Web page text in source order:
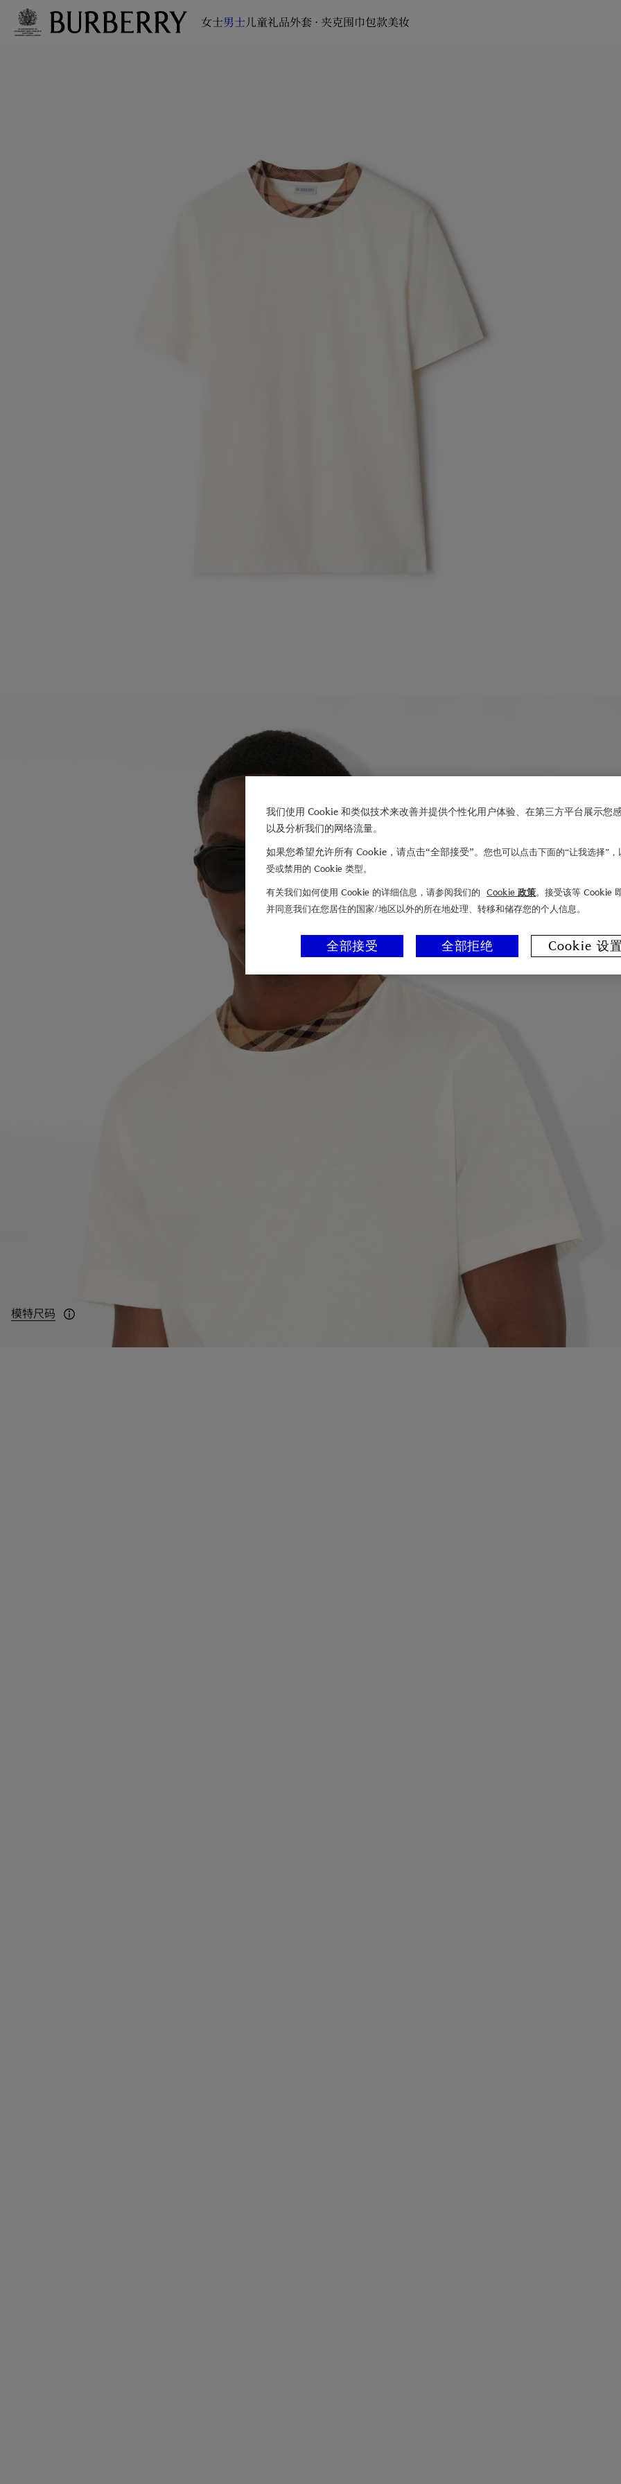
女士男士儿童礼品外套 · 夹克围巾包款美妆
模特尺码
模特身高：188cm，身穿 UK M 码。
我们使用 Cookie 和类似技术来改善并提供个性化用户体验、在第三方平台展示您
以及分析我们的网络流量。
如果您希望允许所有 Cookie，请点击“全部接受”。 您也可以点击下面的“让我选择”
受或禁用的 Cookie 类型。
有关我们如何使用 Cookie 的详细信息，请参阅我们的 Cookie 政策。接受该等 Cookie
并同意我们在您居住的国家/地区以外的所在地处理、转移和储存您的个人信息。
全部拒绝
全部接受 Cookie 设